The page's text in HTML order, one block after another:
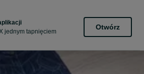
jednym tapnięciem
Otwórz